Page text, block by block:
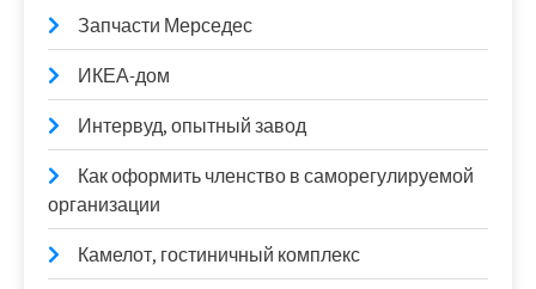
Запчасти Мерседес
ИКЕА-дом
Интервуд, опытный завод
Как оформить членство в саморегулируемой
организации
Камелот, гостиничный комплекс